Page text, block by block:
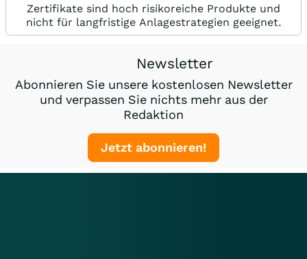
Zertifikate sind hoch risikoreiche Produkte und
nicht für langfristige Anlagestrategien geeignet.
Newsletter
Abonnieren Sie unsere kostenlosen Newsletter
und verpassen Sie nichts mehr aus der
Redaktion
Jetzt abonnieren!